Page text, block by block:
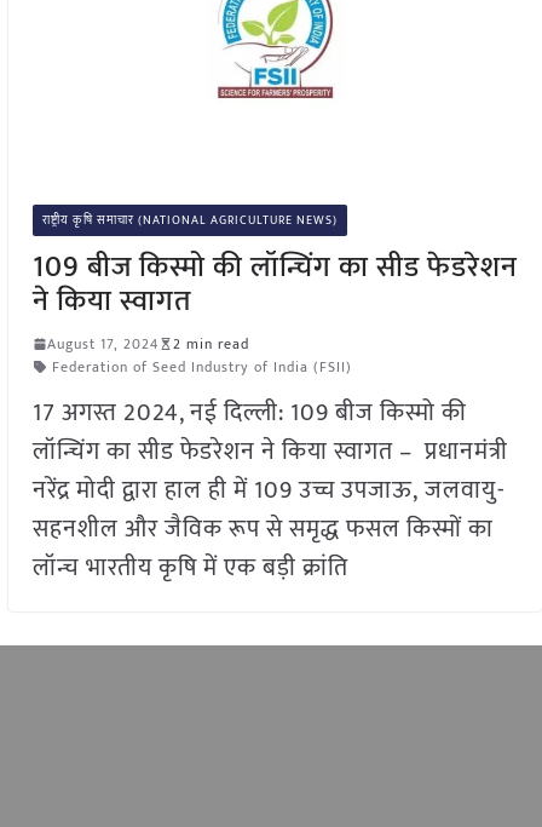
राष्ट्रीय कृषि समाचार (NATIONAL AGRICULTURE NEWS)
109 बीज किस्मो की लॉन्चिंग का सीड फेडरेशन
ने किया स्वागत
August 17, 2024
2 min read
Federation of Seed Industry of India (FSII)
17 अगस्त 2024, नई दिल्ली: 109 बीज किस्मो की
लॉन्चिंग का सीड फेडरेशन ने किया स्वागत – प्रधानमंत्री
नरेंद्र मोदी द्वारा हाल ही में 109 उच्च उपजाऊ, जलवायु-
सहनशील और जैविक रूप से समृद्ध फसल किस्मों का
लॉन्च भारतीय कृषि में एक बड़ी क्रांति